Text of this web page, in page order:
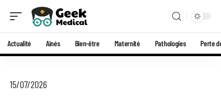
Actualité Aînés Bien-être Maternité Pathologies Perte
15/07/2026